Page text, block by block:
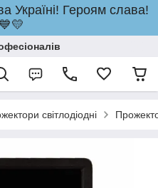
Україні! Героям слава!
світлодіодні